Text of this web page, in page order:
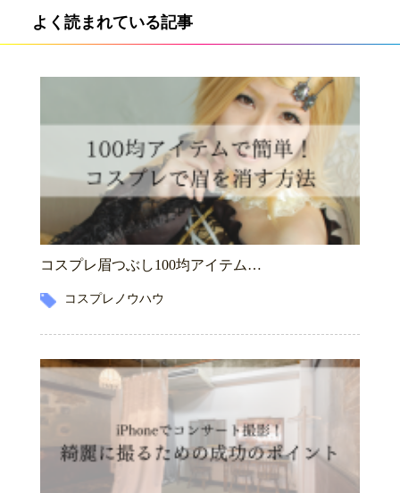
よく読まれている記事
コスプレ眉つぶし100均アイテム…
コスプレノウハウ